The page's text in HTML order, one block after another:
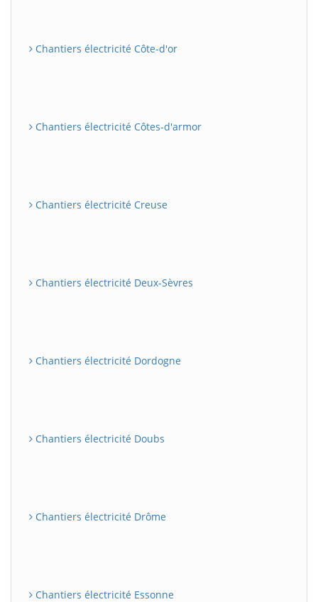
Chantiers électricité Côte-d'or
Chantiers électricité Côtes-d'armor
Chantiers électricité Creuse
Chantiers électricité Deux-Sèvres
Chantiers électricité Dordogne
Chantiers électricité Doubs
Chantiers électricité Drôme
Chantiers électricité Essonne